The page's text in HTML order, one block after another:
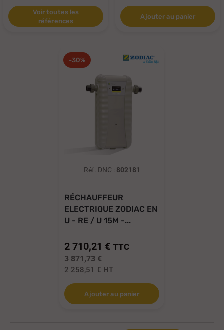
Voir toutes les
références
Ajouter au panier
-30%
Réf. DNC : 802181
RÉCHAUFFEUR
ELECTRIQUE ZODIAC EN
U - RE / U 15M -...
2 710,21 € TTC
3 871,73 €
2 258,51 € HT
Ajouter au panier